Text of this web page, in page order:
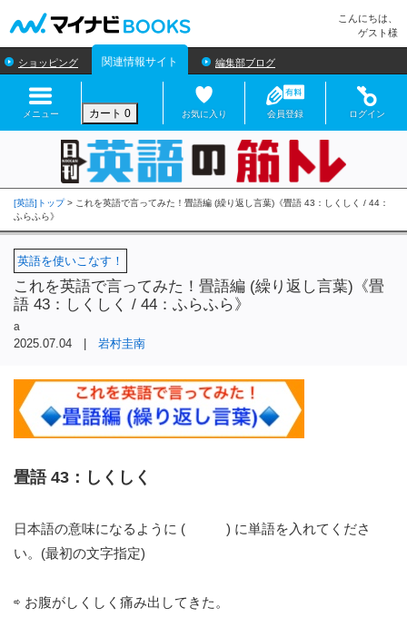
こんにちは、
ゲスト様
ショッピング 関連情報サイト 編集部ブログ
メニュー カート 0 お気に入り 会員登録 ログイン
[英語]トップ>
英語を使いこなす！
これを英語で言ってみた！畳語編 (繰り返し言葉)《畳
語 43：しくしく / 44：ふらふら》
a
2025.07.04 | 岩村圭南
畳語 43：しくしく
日本語の意味になるように ( ) に単語を入れてくださ
い。(最初の文字指定)
⇨ お腹がしくしく痛み出してきた。